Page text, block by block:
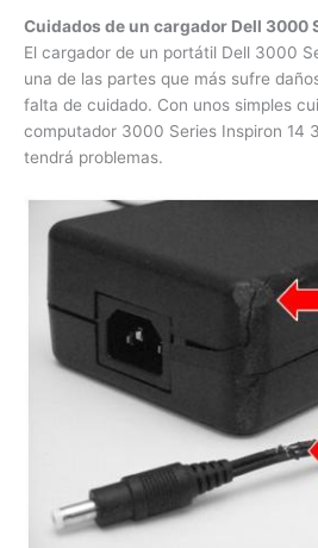
3468
El cargador de un portátil Dell 3000
es una de las partes que más sufre
o falta de cuidado. Con unos simples
de su computador 3000 Series
y no tendrá problemas.